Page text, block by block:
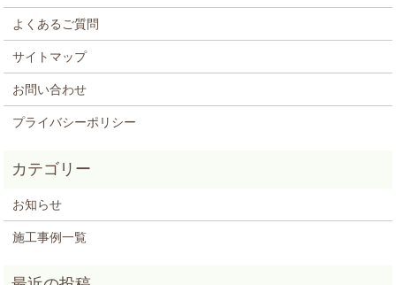
よくあるご質問
サイトマップ
お問い合わせ
プライバシーポリシー
お知らせ
施工事例一覧